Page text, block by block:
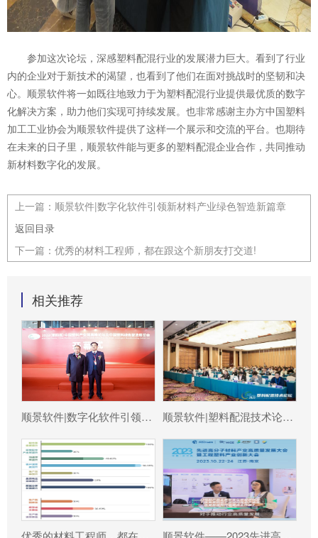
参加这次论坛，深感塑料配混行业的发展潜力巨大。看到了行业
内的企业对于新技术的渴望，也看到了他们在面对挑战时的坚韧和决
心。顺景软件将一如既往地致力于为塑料配混行业提供最优质的数字
化解决方案，助力他们实现可持续发展。也非常感谢主办方中国塑料
加工工业协会为顺景软件提供了这样一个展示和交流的平台。也期待
在未来的日子里，顺景软件能与更多的塑料配混企业合作，共同推动
新材料数字化的发展。
上一篇： 顺景软件|数字化软件引领新材料产业绿色智造新篇章
返回目录
下一篇： 优秀的材料工程师，都在跟这个新朋友打交道!
相关推荐
顺景软件|数字化软件引领新材料产业绿色智造新篇章 顺景软件|塑料配混技术论坛上展示数字化的力量